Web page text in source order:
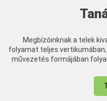
Megbízóinknak a telek
folyamat teljes
művezetés formájában